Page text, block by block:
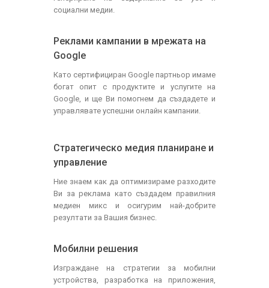
социални медии.
Реклами кампании в мрежата на
Google
Като сертифициран Google партньор имаме
богат опит с продуктите и услугите на
Google, и ще Ви помогнем да създадете и
управлявате успешни онлайн кампании.
Стратегическо медия планиране и
управление
Ние знаем как да оптимизираме разходите
Ви за реклама като създадем правилния
медиен микс и осигурим най-добрите
резултати за Вашия бизнес.
Мобилни решения
Изграждане на стратегии за мобилни
устройства, разработка на приложения,